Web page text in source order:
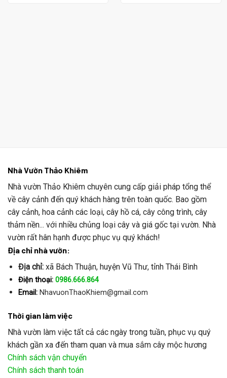
Nhà Vườn Thảo Khiêm
Nhà vườn Thảo Khiêm chuyên cung cấp giải pháp tổng thể
về cây cảnh đến quý khách hàng trên toàn quốc. Bao gồm
cây cảnh, hoa cảnh các loại, cây hồ cá, cây công trình, cây
thảm nền... với nhiều chủng loại cây và giá gốc tại vườn. Nhà
vườn rất hân hạnh được phục vụ quý khách!
Địa chỉ nhà vườn:
Địa chỉ: xã Bách Thuận, huyện Vũ Thư, tỉnh Thái Bình
Điện thoại: 0986.666.864
Email: NhavuonThaoKhiem@gmail.com
Thời gian làm việc
Nhà vườn làm việc tất cả các ngày trong tuần, phục vụ quý
khách gần xa đến tham quan và mua sắm cây mộc hương
Chính sách vận chuyển
Chính sách thanh toán